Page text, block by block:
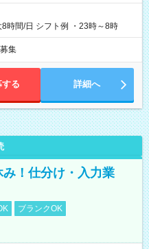
時間/日 シフト例 ・23時～8時
集
する 詳細へ
！仕分け・入力業
ブランクOK